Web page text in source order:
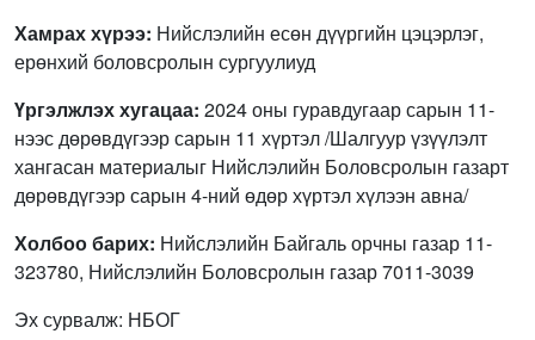
Хамрах хүрээ: Нийслэлийн есөн дүүргийн цэцэрлэг,
ерөнхий боловсролын сургуулиуд
Үргэлжлэх хугацаа: 2024 оны гуравдугаар сарын 11-
нээс дөрөвдүгээр сарын 11 хүртэл /Шалгуур үзүүлэлт
хангасан материалыг Нийслэлийн Боловсролын газарт
дөрөвдүгээр сарын 4-ний өдөр хүртэл хүлээн авна/
Холбоо барих: Нийслэлийн Байгаль орчны газар 11-
323780, Нийслэлийн Боловсролын газар 7011-3039
Эх сурвалж: НБОГ